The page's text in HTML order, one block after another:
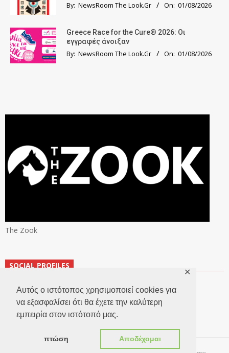
Αυτός ο ιστότοπος χρησιμοποιεί cookies για
να εξασφαλίσει ότι θα έχετε την καλύτερη
εμπειρία στον ιστότοπό μας.
πτώση Αποδέχομαι
✕
By: NewsRoom The Look.Gr On: 01/08/2026
Greece Race for the Cure® 2026: Οι
εγγραφές άνοιξαν
By: NewsRoom The Look.Gr On: 01/08/2026
The Zook
SOCIAL PROFILES